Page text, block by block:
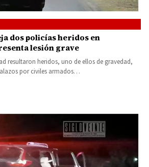
dos policías heridos en
lesión grave
resultaron heridos, uno de ellos de gravedad,
por civiles armados…